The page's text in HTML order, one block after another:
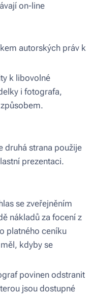
on-line
autorských práv k
k libovolné
i fotografa,
druhá strana použije
prezentaci.
se zveřejněním
nákladů za focení z
platného ceníku
kdyby se
povinen odstranit
jsou dostupné